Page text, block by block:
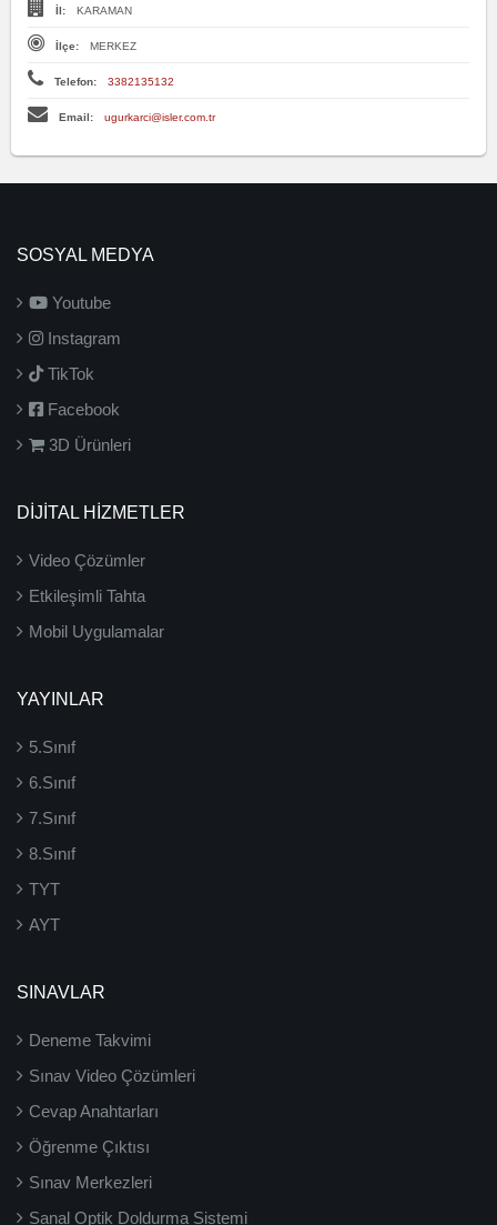
İl: KARAMAN
İlçe: MERKEZ
Telefon: 3382135132
Email: ugurkarci@isler.com.tr
SOSYAL MEDYA
Youtube
Instagram
TikTok
Facebook
3D Ürünleri
DİJİTAL HİZMETLER
Video Çözümler
Etkileşimli Tahta
Mobil Uygulamalar
YAYINLAR
5.Sınıf
6.Sınıf
7.Sınıf
8.Sınıf
TYT
AYT
SINAVLAR
Deneme Takvimi
Sınav Video Çözümleri
Cevap Anahtarları
Öğrenme Çıktısı
Sınav Merkezleri
Sanal Optik Doldurma Sistemi